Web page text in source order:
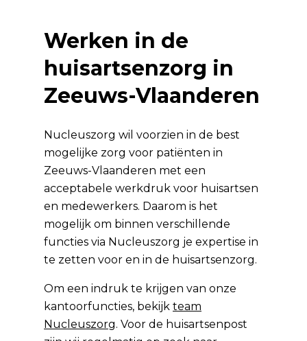
Werken in de
huisartsenzorg in
Zeeuws-Vlaanderen
Nucleuszorg wil voorzien in de best
mogelijke zorg voor patiënten in
Zeeuws-Vlaanderen met een
acceptabele werkdruk voor huisartsen
en medewerkers. Daarom is het
mogelijk om binnen verschillende
functies via Nucleuszorg je expertise in
te zetten voor en in de huisartsenzorg.
Om een indruk te krijgen van onze
kantoorfuncties, bekijk team
Nucleuszorg. Voor de huisartsenpost